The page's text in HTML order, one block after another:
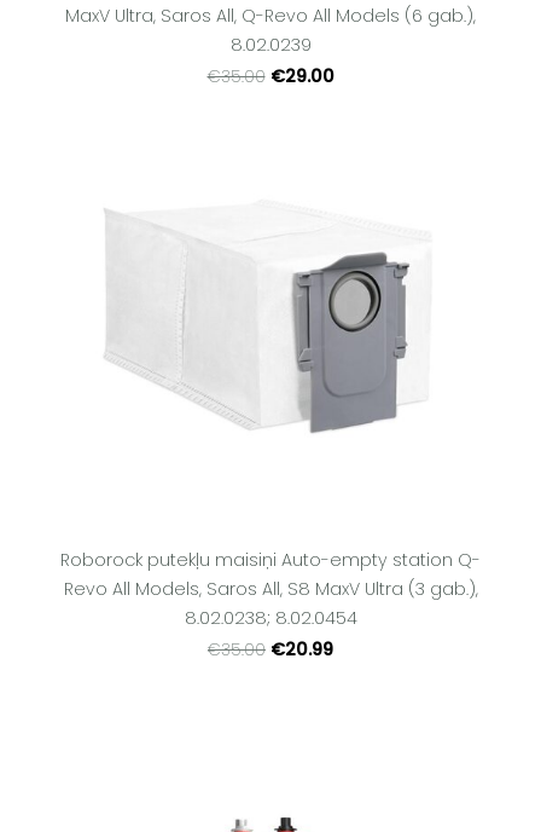
MaxV Ultra, Saros All, Q-Revo All Models (6 gab.),
8.02.0239
€35.00 €29.00
Roborock putekļu maisiņi Auto-empty station Q-
Revo All Models, Saros All, S8 MaxV Ultra (3 gab.),
8.02.0238; 8.02.0454
€35.00 €20.99